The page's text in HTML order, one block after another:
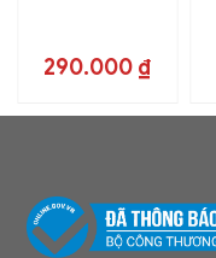
290.000 ₫